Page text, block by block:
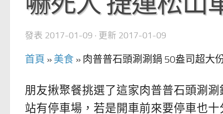
發表 2017-01-09 · 更新 2017-01-09
首頁 » 美食 » 肉普普石頭涮涮鍋 50盎司超大
朋友揪聚餐挑選了這家肉普普石頭涮
站有停車場，若是開車前來要停車也